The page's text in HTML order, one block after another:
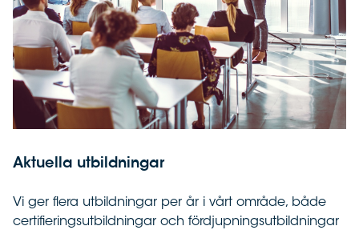
Aktuella utbildningar
Vi ger flera utbildningar per år i vårt område, både
certifieringsutbildningar och fördjupningsutbildningar